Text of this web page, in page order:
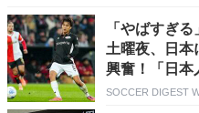
「やばすぎ
土曜夜、日本
興奮！「日本
わ」
SOCCER DIGEST